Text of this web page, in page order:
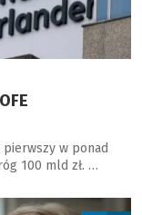
w ponad
100 mld zł. …